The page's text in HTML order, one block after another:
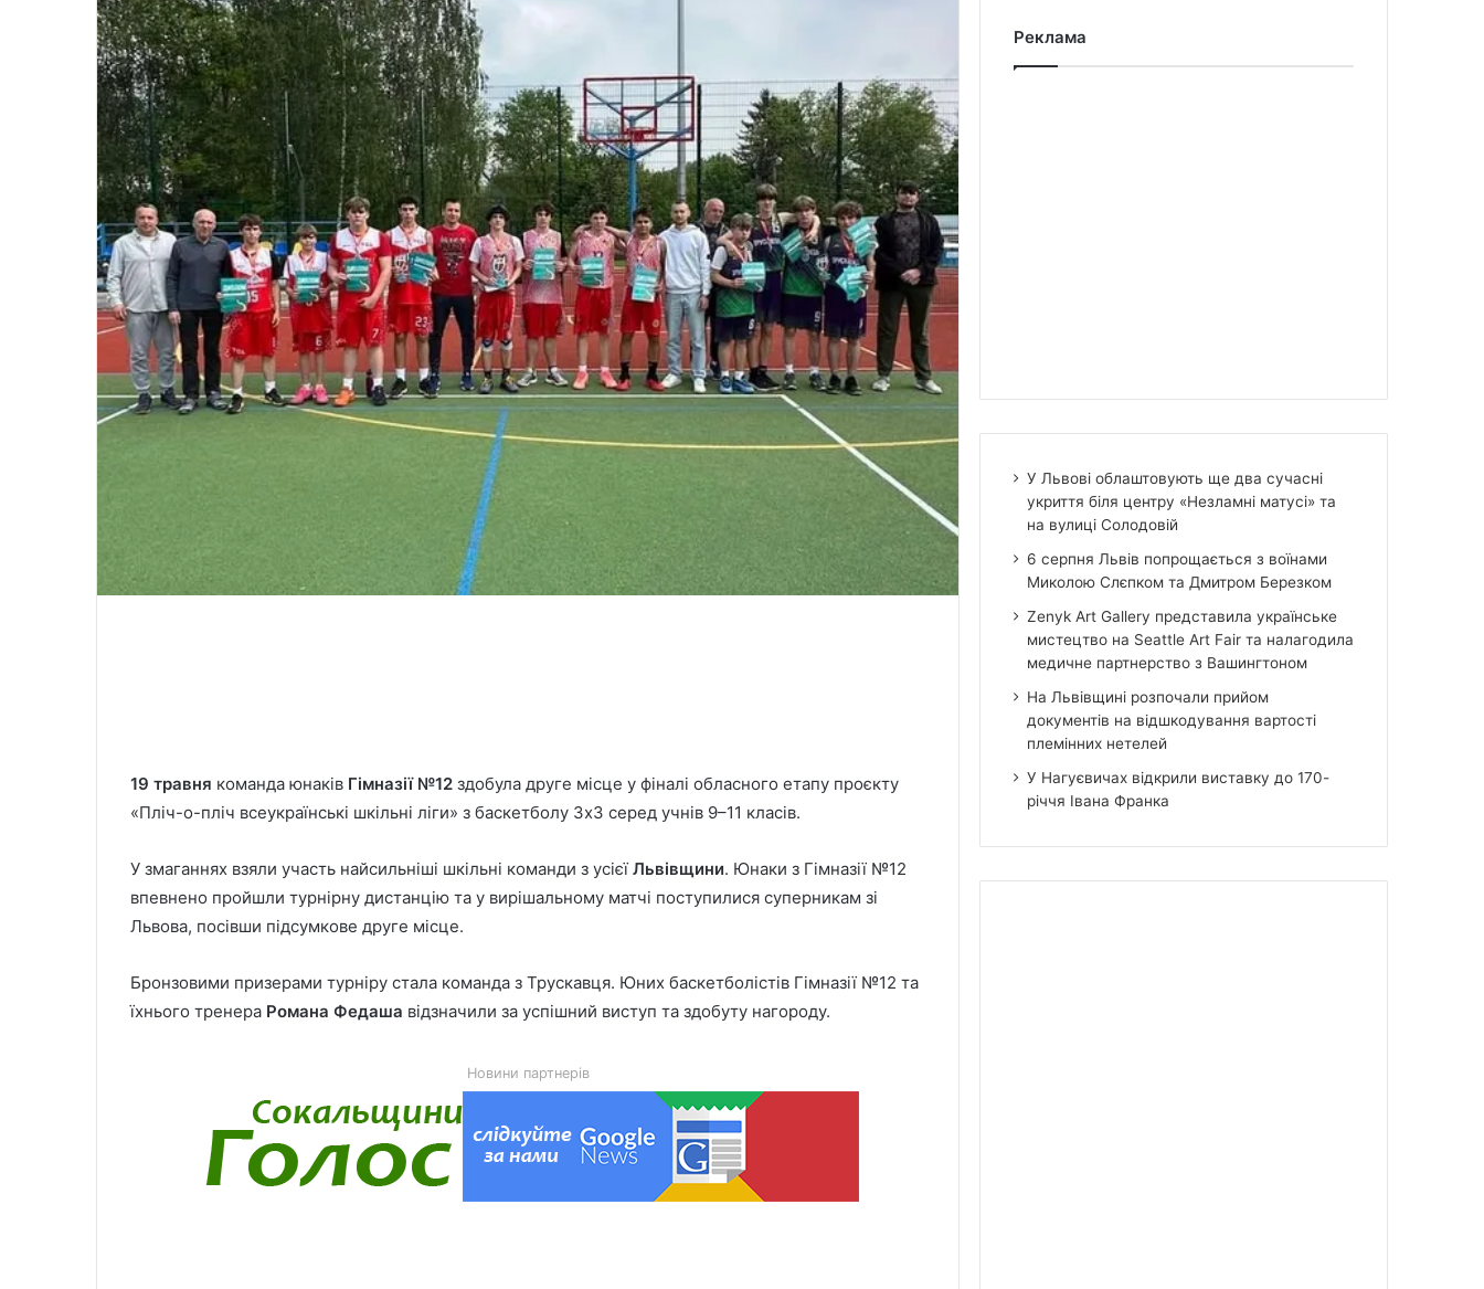
19 травня команда юнаків Гімназії №12 здобула друге місце у фіналі обласного етапу проєкту
«Пліч-о-пліч всеукраїнські шкільні ліги» з баскетболу 3х3 серед учнів 9–11 класів.
У змаганнях взяли участь найсильніші шкільні команди з усієї Львівщини. Юнаки з Гімназії №12
впевнено пройшли турнірну дистанцію та у вирішальному матчі поступилися суперникам зі
Львова, посівши підсумкове друге місце.
Бронзовими призерами турніру стала команда з Трускавця. Юних баскетболістів Гімназії №12 та
їхнього тренера Романа Федаша відзначили за успішний виступ та здобуту нагороду.
Новини партнерів
воїнами Миколою Слєпком та
Zenyk Art Gallery представила
українське мистецтво на Seattle Art
Fair та налагодила медичне
партнерство з Вашингтоном
На Львівщині розпочали прийом
Реклама
У Львові облаштовують ще два сучасні
укриття біля центру «Незламні матусі» та
на вулиці Солодовій
6 серпня Львів попрощається з воїнами
Миколою Слєпком та Дмитром Березком
Zenyk Art Gallery представила українське
мистецтво на Seattle Art Fair та налагодила
медичне партнерство з Вашингтоном
На Львівщині розпочали прийом
документів на відшкодування вартості
племінних нетелей
У Нагуєвичах відкрили виставку до 170-
річчя Івана Франка